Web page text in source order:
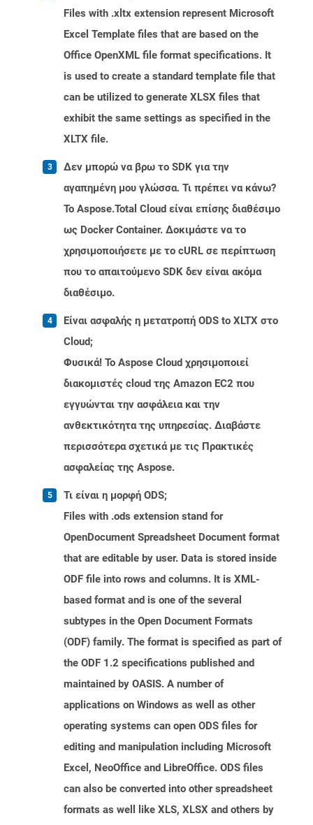
Files with .xltx extension represent Microsoft
Excel Template files that are based on the
Office OpenXML file format specifications. It
is used to create a standard template file that
can be utilized to generate XLSX files that
exhibit the same settings as specified in the
XLTX file.
Δεν μπορώ να βρω το SDK για την
αγαπημένη μου γλώσσα. Τι πρέπει να κάνω?
Το Aspose.Total Cloud είναι επίσης διαθέσιμο
ως Docker Container. Δοκιμάστε να το
χρησιμοποιήσετε με το cURL σε περίπτωση
που το απαιτούμενο SDK δεν είναι ακόμα
διαθέσιμο.
Είναι ασφαλής η μετατροπή ODS to XLTX στο
Cloud;
Φυσικά! Το Aspose Cloud χρησιμοποιεί
διακομιστές cloud της Amazon EC2 που
εγγυώνται την ασφάλεια και την
ανθεκτικότητα της υπηρεσίας. Διαβάστε
περισσότερα σχετικά με τις Πρακτικές
ασφαλείας της Aspose.
Τι είναι η μορφή ODS;
Files with .ods extension stand for
OpenDocument Spreadsheet Document format
that are editable by user. Data is stored inside
ODF file into rows and columns. It is XML-
based format and is one of the several
subtypes in the Open Document Formats
(ODF) family. The format is specified as part of
the ODF 1.2 specifications published and
maintained by OASIS. A number of
applications on Windows as well as other
operating systems can open ODS files for
editing and manipulation including Microsoft
Excel, NeoOffice and LibreOffice. ODS files
can also be converted into other spreadsheet
formats as well like XLS, XLSX and others by